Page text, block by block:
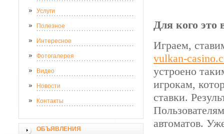
Услуги
Полезное
Интересное
Фотогалерея
Видео
Новости
Контакты
ОБЪЯВЛЕНИЯ
Для кого это
Играем,
vulkan-
устроено
игрокам,
ставки.
автоматов.